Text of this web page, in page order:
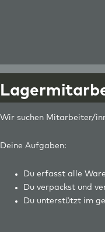
Wir suchen Mitarbeiter/
Deine Aufgaben:
Du erfasst alle
Du verpackst und
Du unterstützt im